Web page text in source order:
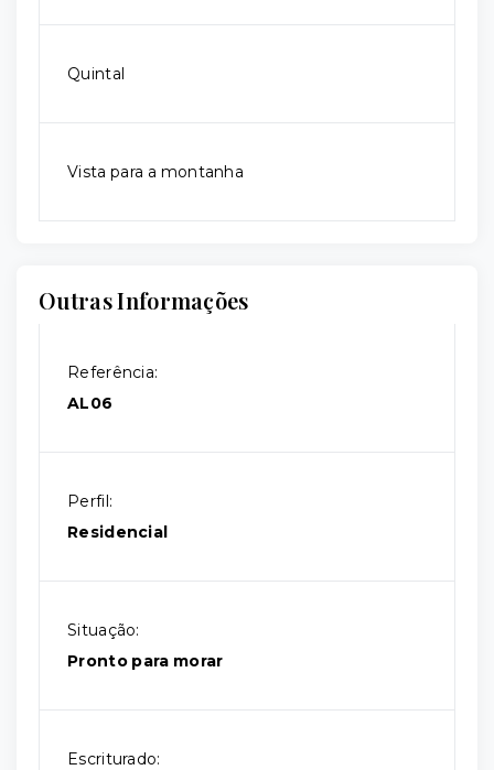
Quintal
Vista para a montanha
Outras Informações
Referência:
AL06
Perfil:
Residencial
Situação:
Pronto para morar
Escriturado: